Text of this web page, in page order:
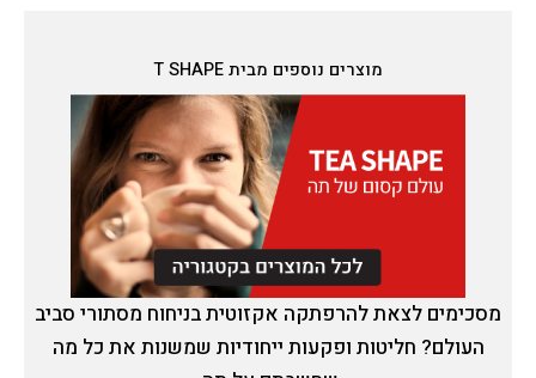
מוצרים נוספים מבית T SHAPE
מסכימים לצאת להרפתקה אקזוטית בניחוח מסתורי סביב
העולם? חליטות ופקעות ייחודיות שמשנות את כל מה